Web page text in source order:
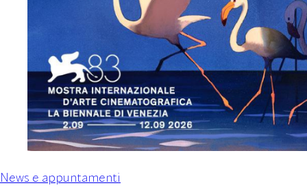
News e appuntamenti